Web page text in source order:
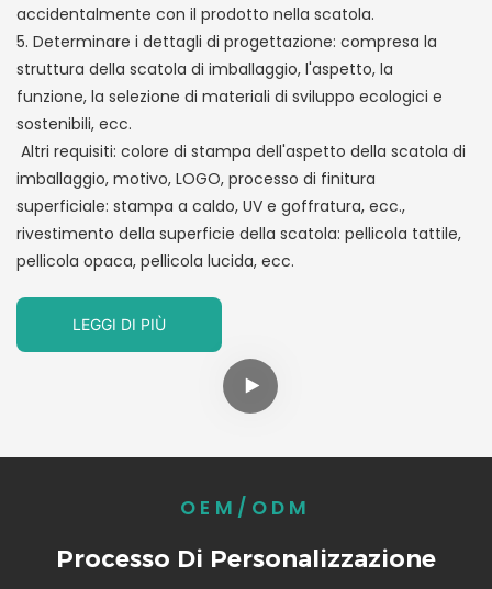
accidentalmente con il prodotto nella scatola.
5. Determinare i dettagli di progettazione: compresa la
struttura della scatola di imballaggio, l'aspetto, la
funzione, la selezione di materiali di sviluppo ecologici e
sostenibili, ecc.
Altri requisiti: colore di stampa dell'aspetto della scatola di
imballaggio, motivo, LOGO, processo di finitura
superficiale: stampa a caldo, UV e goffratura, ecc.,
rivestimento della superficie della scatola: pellicola tattile,
pellicola opaca, pellicola lucida, ecc.
LEGGI DI PIÙ
OEM/ODM
Processo Di Personalizzazione